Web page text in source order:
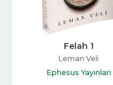
Felah 1
Leman Veli
Ephesus Yayınları